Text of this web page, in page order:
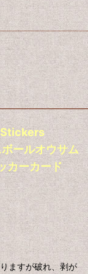
ールオウサム
カーカード
ますが破れ、剥が